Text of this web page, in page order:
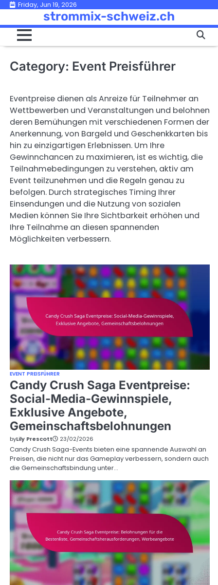
Skip
content
Friday, Jun 19, 2026
strommix-schweiz.ch
Category: Event Preisführer
Eventpreise dienen als Anreize für Teilnehmer an
Wettbewerben und Veranstaltungen und belohnen
deren Bemühungen mit verschiedenen Formen der
Anerkennung, von Bargeld und Geschenkkarten bis
hin zu einzigartigen Erlebnissen. Um Ihre
Gewinnchancen zu maximieren, ist es wichtig, die
Teilnahmebedingungen zu verstehen, aktiv am
Event teilzunehmen und die Regeln genau zu
befolgen. Durch strategisches Timing Ihrer
Einsendungen und die Nutzung von sozialen
Medien können Sie Ihre Sichtbarkeit erhöhen und
Ihre Teilnahme an diesen spannenden
Möglichkeiten verbessern.
EVENT PREISFÜHRER
Candy Crush Saga Eventpreise:
Social-Media-Gewinnspiele,
Exklusive Angebote,
Gemeinschaftsbelohnungen
byLily Prescott 23/02/2026
Candy Crush Saga-Events bieten eine spannende Auswahl an
Preisen, die nicht nur das Gameplay verbessern, sondern auch
die Gemeinschaftsbindung unter…